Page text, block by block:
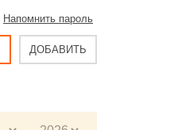
Напомнить пароль
ДОБАВИТЬ